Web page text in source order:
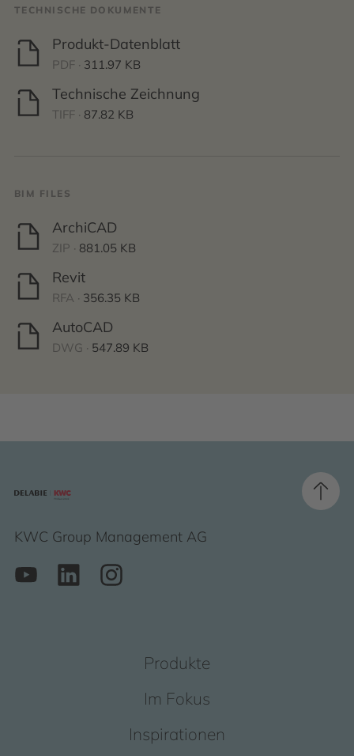
TECHNISCHE DOKUMENTE
Produkt-Datenblatt
PDF · 311.97 KB
Technische Zeichnung
TIFF · 87.82 KB
BIM FILES
ArchiCAD
ZIP · 881.05 KB
Revit
RFA · 356.35 KB
AutoCAD
DWG · 547.89 KB
KWC Group Management AG
Produkte
Im Fokus
Inspirationen